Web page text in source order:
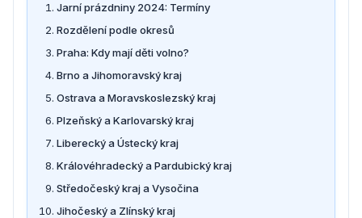
Jarní prázdniny 2024: Termíny
Rozdělení podle okresů
Praha: Kdy mají děti volno?
Brno a Jihomoravský kraj
Ostrava a Moravskoslezský kraj
Plzeňský a Karlovarský kraj
Liberecký a Ústecký kraj
Královéhradecký a Pardubický kraj
Středočeský kraj a Vysočina
Jihočeský a Zlínský kraj